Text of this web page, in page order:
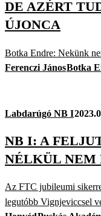
DE AZÉRT
ÚJONCA
Botka Endre: Nekünk
Ferenczi JánosBotka
Labdarúgó NB I
NB I: A
NÉLKÜL NEM
Az FTC jubileumi
legutóbb Vignjeviccsel